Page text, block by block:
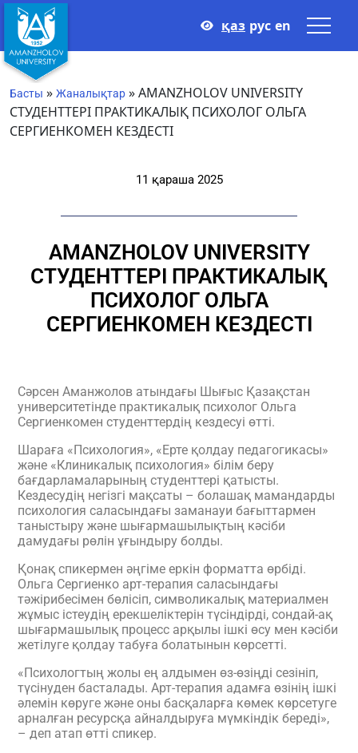
қаз рус en
Басты » Жаналықтар »AMANZHOLOV UNIVERSITY
СТУДЕНТТЕРІ ПРАКТИКАЛЫҚ ПСИХОЛОГ ОЛЬГА
СЕРГИЕНКОМЕН КЕЗДЕСТІ
11 қараша 2025
AMANZHOLOV UNIVERSITY
СТУДЕНТТЕРІ ПРАКТИКАЛЫҚ
ПСИХОЛОГ ОЛЬГА
СЕРГИЕНКОМЕН КЕЗДЕСТІ
Сәрсен Аманжолов атындағы Шығыс Қазақстан
университетінде практикалық психолог Ольга
Сергиенкомен студенттердің кездесуі өтті.
Шараға «Психология», «Ерте қолдау педагогикасы»
және «Клиникалық психология» білім беру
бағдарламаларының студенттері қатысты.
Кездесудің негізгі мақсаты – болашақ мамандарды
психология саласындағы заманауи бағыттармен
таныстыру және шығармашылықтың кәсіби
дамудағы рөлін ұғындыру болды.
Қонақ спикермен әңгіме еркін форматта өрбіді.
Ольга Сергиенко арт-терапия саласындағы
тәжірибесімен бөлісіп, символикалық материалмен
жұмыс істеудің ерекшеліктерін түсіндірді, сондай-ақ
шығармашылық процесс арқылы ішкі өсу мен кәсіби
жетілуге қолдау табуға болатынын көрсетті.
«Психологтың жолы ең алдымен өз-өзіңді сезініп,
түсінуден басталады. Арт-терапия адамға өзінің ішкі
әлемін көруге және оны басқаларға көмек көрсетуге
арналған ресурсқа айналдыруға мүмкіндік береді»,
– деп атап өтті спикер.